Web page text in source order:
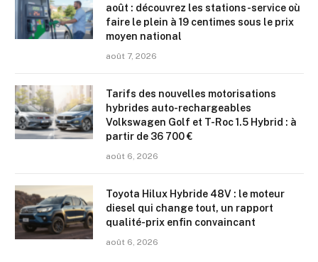
août : découvrez les stations-service où
faire le plein à 19 centimes sous le prix
moyen national
août 7, 2026
Tarifs des nouvelles motorisations
hybrides auto-rechargeables
Volkswagen Golf et T-Roc 1.5 Hybrid : à
partir de 36 700 €
août 6, 2026
Toyota Hilux Hybride 48V : le moteur
diesel qui change tout, un rapport
qualité-prix enfin convaincant
août 6, 2026